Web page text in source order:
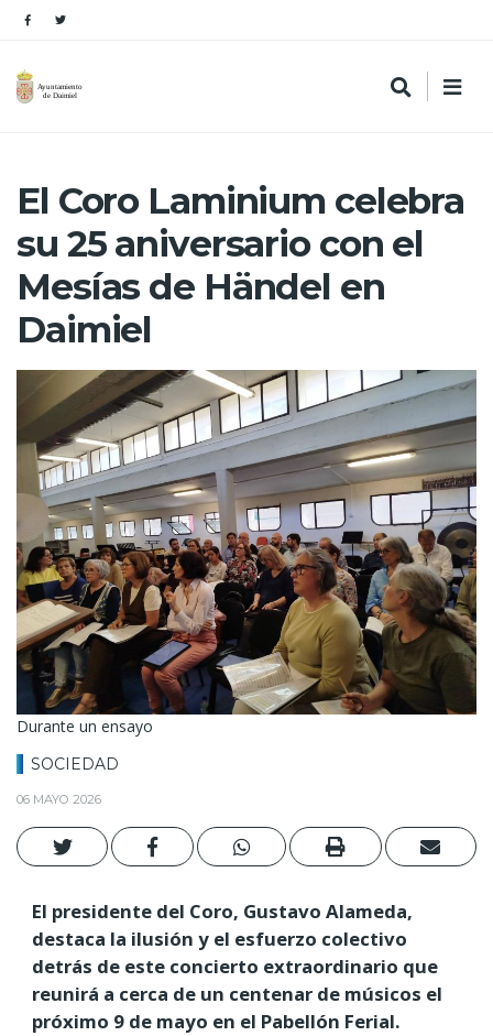
El Coro Laminium celebra
su 25 aniversario con el
Mesías de Händel en
Daimiel
Durante un ensayo
SOCIEDAD
06 MAYO 2026
El presidente del Coro, Gustavo Alameda,
destaca la ilusión y el esfuerzo colectivo
detrás de este concierto extraordinario que
reunirá a cerca de un centenar de músicos el
próximo 9 de mayo en el Pabellón Ferial.